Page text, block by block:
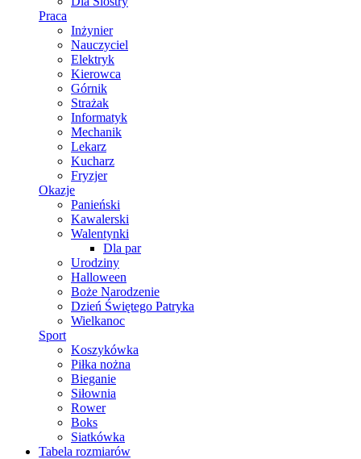
Praca
Inżynier
Nauczyciel
Elektryk
Kierowca
Górnik
Strażak
Informatyk
Mechanik
Lekarz
Kucharz
Fryzjer
Okazje
Panieński
Kawalerski
Walentynki
Dla par
Urodziny
Halloween
Boże Narodzenie
Dzień Świętego Patryka
Wielkanoc
Sport
Koszykówka
Piłka nożna
Bieganie
Siłownia
Rower
Boks
Siatkówka
Tabela rozmiarów